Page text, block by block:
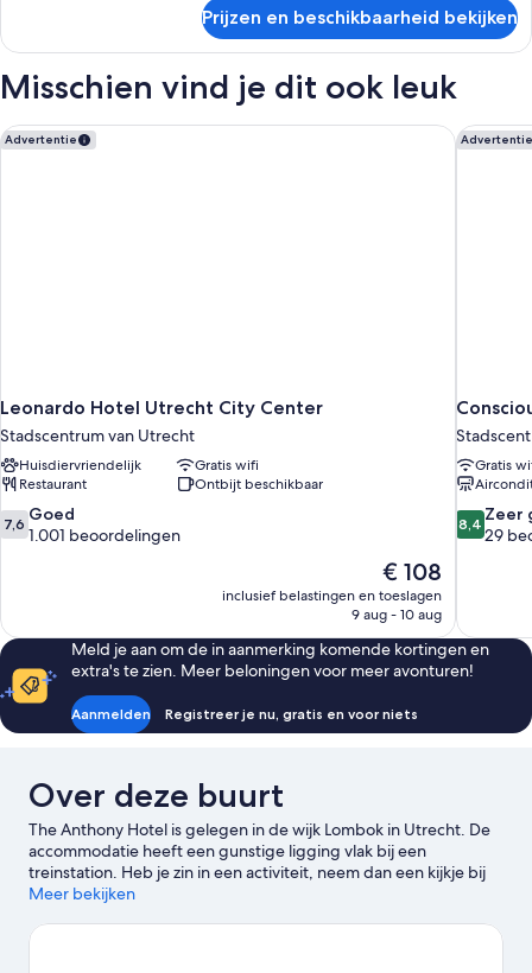
tweepersoonskamer
Prijzen en beschikbaarheid bekijken
Misschien vind je dit ook leuk
Advertentie
Leonardo Hotel Utrecht City Center
Stadscentrum van Utrecht
Huisdiervriendelijk
Gratis wifi
Restaurant
Ontbijt beschikbaar
7.6
van
beoordelingen
7,6 Goed
1.001 beoordelingen
De
prijs
is
€ 108
inclusief belastingen en toeslagen
9 aug - 10 aug
Leonardo Hotel Utrecht City Center Advertentie
Gratis
8.4
van
29
8,4 Zeer
29
Meld je aan om de in aanmerking komende kortingen en
extra's te zien. Meer beloningen voor meer avonturen!
Aanmelden Registreer je nu, gratis en voor niets
Over deze buurt
The Anthony Hotel is gelegen in de wijk Lombok in Utrecht. De
accommodatie heeft een gunstige ligging vlak bij een
treinstation. Heb je zin in een activiteit, neem dan een kijkje bij
Golfclub Amelisweerd en Golfclub De Haar. Voor attracties in de
en Botanische Tuinen Utrecht terecht. Wil je tijdens je bezoek
Meer bekijken